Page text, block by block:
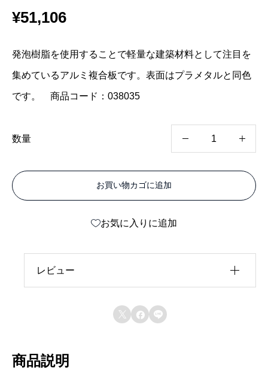
¥51,106
発泡樹脂を使用することで軽量な建築材料として注目を
集めているアルミ複合板です。表面はプラメタルと同色
です。 商品コード：038035
数量
イ
エ
テ
お買い物カゴに追加
お気に入りに追加
レビュー
レビュー投稿には、会員登録が必要です。
会員登録する
  
商品説明